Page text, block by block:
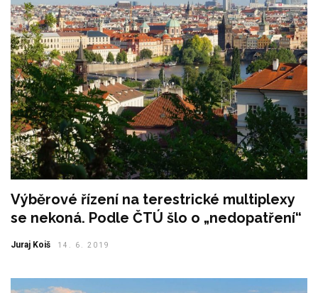
Výběrové řízení na terestrické multiplexy
se nekoná. Podle ČTÚ šlo o „nedopatření“
Juraj Koiš 14. 6. 2019